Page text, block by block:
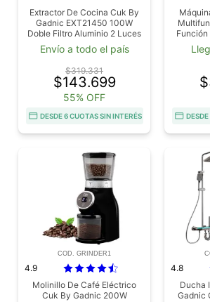
Extractor De Cocina Cuk By
Gadnic EXT21450 100W
Doble Filtro Aluminio 2 Luces
LED Blanco
Envío a todo el país
$319.331
$143.699
55% OFF
DESDE 6 CUOTAS SIN INTERÉS
Función
COD. GRINDER1
4.9
Molinillo De Café Eléctrico
Cuk By Gadnic 200W
4.8
Ducha
Gadnic